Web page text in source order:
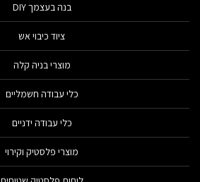
בנה בעצמך DIY
ציוד כיבוי אש
מוצרי בניה קלה
כלי עבודה חשמליים
כלי עבודה ידניים
מוצרי פלסטיק וקירוי